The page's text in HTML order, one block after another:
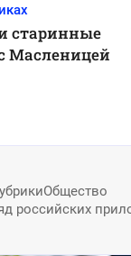
старинные
Масленицей
Общество
российских